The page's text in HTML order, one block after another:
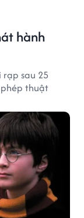
hành
sau 25
thuật